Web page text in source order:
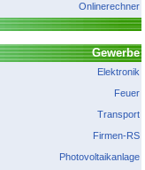
Onlinerechner
Gewerbe
Elektronik
Feuer
Transport
Firmen-RS
Photovoltaikanlage